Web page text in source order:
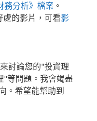
務分析》檔案 。
的影片，可看影
討論您的"投資理
"等問題。我會竭盡
。希望能幫助到